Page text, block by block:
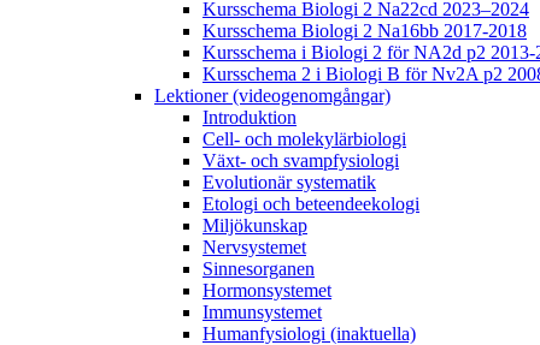
Kursschema Biologi 2 Na22cd 2023–2024
Kursschema Biologi 2 Na16bb 2017-2018
Kursschema i Biologi 2 för NA2d p2 2013-
Kursschema 2 i Biologi B för Nv2A p2
Lektioner (videogenomgångar)
Introduktion
Cell- och molekylärbiologi
Växt- och svampfysiologi
Evolutionär systematik
Etologi och beteendeekologi
Miljökunskap
Nervsystemet
Sinnesorganen
Hormonsystemet
Immunsystemet
Humanfysiologi (inaktuella)